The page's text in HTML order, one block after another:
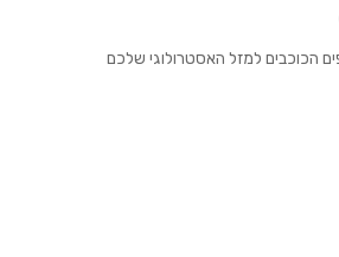
הכוכבים למזל האסטרולוגי שלכם